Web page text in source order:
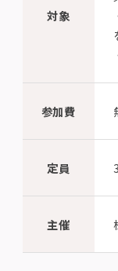
対象
参加費
定員
主催